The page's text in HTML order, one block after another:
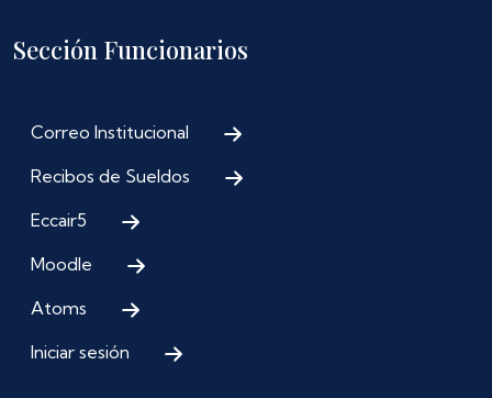
Sección Funcionarios
Correo Institucional
Recibos de Sueldos
Eccair5
Moodle
Atoms
Iniciar sesión